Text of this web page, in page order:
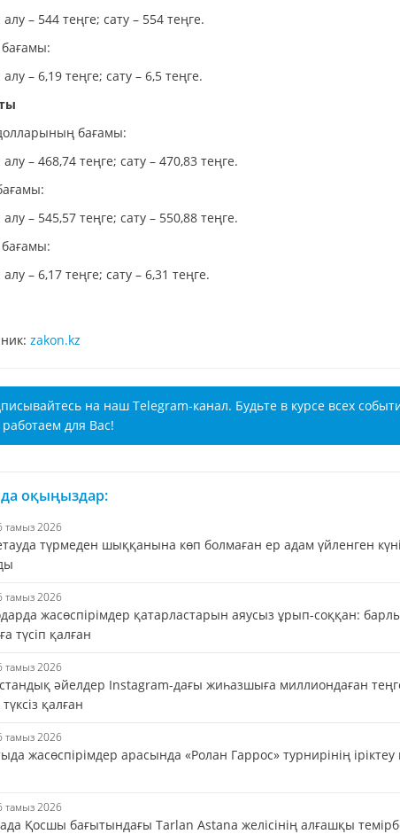
– 544 теңге; сату – 554 теңге.
бағамы:
– 6,19 теңге; сату – 6,5 теңге.
бағамы:
– 468,74 теңге; сату – 470,83 теңге.
– 545,57 теңге; сату – 550,88 теңге.
бағамы:
– 6,17 теңге; сату – 6,31 теңге.
zakon.kz
на наш Telegram-канал. Будьте в курсе всех
для Вас!
оқыңыздар:
тамыз 2026
түрмеден шыққанына көп болмаған ер адам үйленген күні
тамыз 2026
жасөспірімдер қатарластарын аяусыз ұрып-соққан:
түсіп қалған
тамыз 2026
әйелдер Instagram-дағы жиһазшыға миллиондаған
қалған
тамыз 2026
жасөспірімдер арасында «Ролан Гаррос» турнирінің іріктеу
тамыз 2026
Қосшы бағытындағы Tarlan Astana желісінің алғашқы